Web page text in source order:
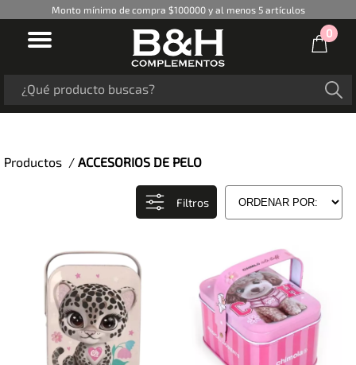
Monto mínimo de compra $100000 y al menos 5 artículos
0
Productos / ACCESORIOS DE PELO
Filtros